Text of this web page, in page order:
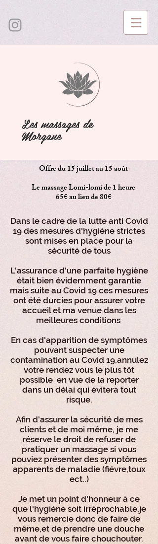
Les massages de
Morgane
Offre du 15 juillet au 15 août
Le massage Lomi-lomi de 1 heure
65€ au lieu de 80€
Dans le cadre de la lutte anti Covid
19 des mesures d'hygiène strictes
sont mises en place pour la
sécurité de tous
L'assurance d'une parfaite hygiène
était bien évidemment garantie
mais suite au Covid 19 ces mesures
ont été durcies pour assurer votre
accueil et ma venue dans les
meilleures conditions
En cas d'apparition de symptômes
pouvant suspecter une
contamination au Covid 19,annulez
votre rendez vous le plus tôt
possible en vue de la reporter
dans un délai qui évitera tout
risque.
Afin d'assurer la sécurité de mes
clients et de moi même, je me
réserve le droit de refuser de
pratiquer un massage si vous
pouviez présenter des symptômes
apparents de maladie (fiévre,toux
ect..)
Je met un point d'honneur à ce
que l'hygiène soit irréprochable,je
vous remercie donc de faire de
même,et de prendre une douche
avant de vous faire chouchouter.